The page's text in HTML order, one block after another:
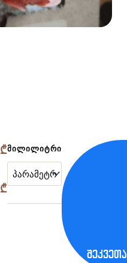
₾
₾Price
range:
მილილიტრი
შეკვეთა